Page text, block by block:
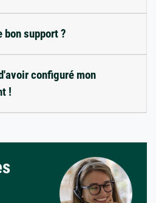
support ?
configuré mon
!